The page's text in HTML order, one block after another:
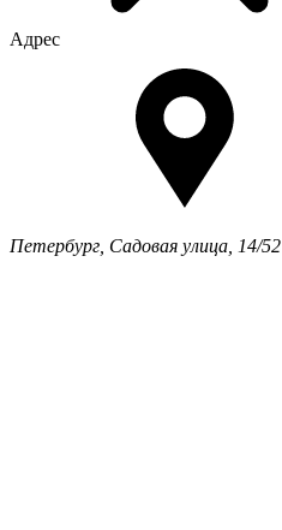
Адрес
Петербург, Садовая улица, 14/52